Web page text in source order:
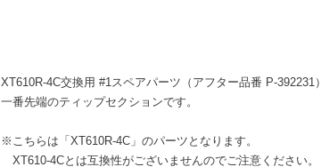
XT610R-4C交換用 #1スペアパーツ（アフター品番 P-392231）
一番先端のティップセクションです。
※こちらは「XT610R-4C」のパーツとなります。
XT610-4Cとは互換性がございませんのでご注意ください。